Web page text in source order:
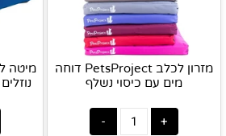
מזרון לכלב PetsProject דוחה
מים עם כיסוי נשלף
מיטה